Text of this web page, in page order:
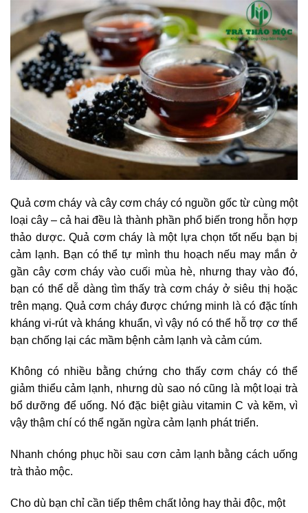
Quả cơm cháy và cây cơm cháy có nguồn gốc từ cùng một
loại cây – cả hai đều là thành phần phổ biến trong hỗn hợp
thảo dược. Quả cơm cháy là một lựa chọn tốt nếu bạn bị
cảm lạnh. Bạn có thể tự mình thu hoạch nếu may mắn ở
gần cây cơm cháy vào cuối mùa hè, nhưng thay vào đó,
bạn có thể dễ dàng tìm thấy trà cơm cháy ở siêu thị hoặc
trên mạng. Quả cơm cháy được chứng minh là có đặc tính
kháng vi-rút và kháng khuẩn, vì vậy nó có thể hỗ trợ cơ thể
bạn chống lại các mầm bệnh cảm lạnh và cảm cúm.
Không có nhiều bằng chứng cho thấy cơm cháy có thể
giảm thiểu cảm lạnh, nhưng dù sao nó cũng là một loại trà
bổ dưỡng để uống. Nó đặc biệt giàu vitamin C và kẽm, vì
vậy thậm chí có thể ngăn ngừa cảm lạnh phát triển.
Nhanh chóng phục hồi sau cơn cảm lạnh bằng cách uống
trà thảo mộc.
Cho dù bạn chỉ cần tiếp thêm chất lỏng hay thải độc, một